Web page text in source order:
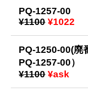
PQ-1257-00
¥1100 ¥1022
PQ-1250-00(廃
PQ-1257-00）
¥1100 ¥ask